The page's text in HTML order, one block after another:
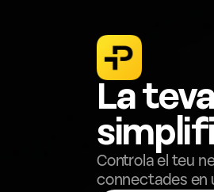
La
Controla el teu
connectades en